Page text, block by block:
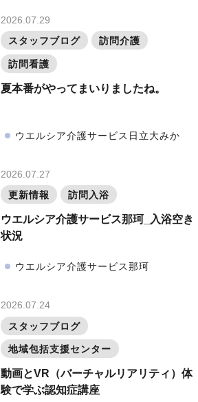
2026.07.29
スタッフブログ
訪問介護
訪問看護
夏本番がやってまいりましたね。
ウエルシア介護サービス日立大みか
2026.07.27
更新情報
訪問入浴
ウエルシア介護サービス那珂_入浴空き
状況
ウエルシア介護サービス那珂
2026.07.24
スタッフブログ
地域包括支援センター
動画とVR（バーチャルリアリティ）体
験で学ぶ認知症講座